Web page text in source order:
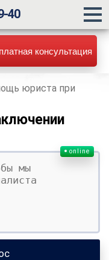
консультация
40
юриста при
online